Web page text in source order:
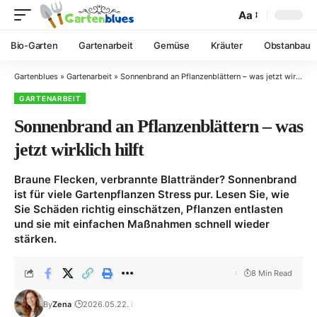
Aa
Bio-Garten Gartenarbeit Gemüse Kräuter Obstanbau
Gartenblues » Gartenarbeit » Sonnenbrand an Pflanzenblättern – was jetzt wirklich hilft
GARTENARBEIT
Sonnenbrand an Pflanzenblättern – was
jetzt wirklich hilft
Braune Flecken, verbrannte Blattränder? Sonnenbrand
ist für viele Gartenpflanzen Stress pur. Lesen Sie, wie
Sie Schäden richtig einschätzen, Pflanzen entlasten
und sie mit einfachen Maßnahmen schnell wieder
stärken.
ByZena 2026.05.22.
8 Min Read